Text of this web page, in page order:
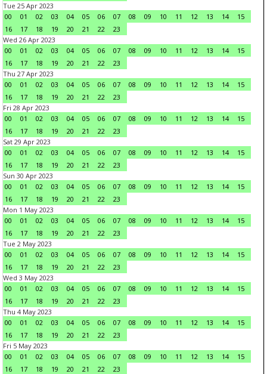
Tue 25 Apr 2023
00
01 02 03 04 05 06 07 08 09 10 11 12 13 14
15
16
17 18 19 20 21 22
23
Wed 26 Apr 2023
00
01 02 03 04 05 06 07 08 09 10 11 12 13 14
15
16
17 18 19 20 21 22
23
Thu 27 Apr 2023
00
01 02 03 04 05 06 07 08 09 10 11 12 13 14
15
16
17 18 19 20 21 22
23
Fri 28 Apr 2023
00
01 02 03 04 05 06 07 08 09 10 11 12 13 14
15
16
17 18 19 20 21 22
23
Sat 29 Apr 2023
00
01 02 03 04 05 06 07 08 09 10 11 12 13 14
15
16
17 18 19 20 21 22
23
Sun 30 Apr 2023
00
01 02 03 04 05 06 07 08 09 10 11 12 13 14
15
16
17 18 19 20 21 22
23
Mon 1 May 2023
00
01 02 03 04 05 06 07 08 09 10 11 12 13 14
15
16
17 18 19 20 21 22
23
Tue 2 May 2023
00
01 02 03 04 05 06 07 08 09 10 11 12 13 14
15
16
17 18 19 20 21 22
23
Wed 3 May 2023
00
01 02 03 04 05 06 07 08 09 10 11 12 13 14
15
16
17 18 19 20 21 22
23
Thu 4 May 2023
00
01 02 03 04 05 06 07 08 09 10 11 12 13 14
15
16
17 18 19 20 21 22
23
Fri 5 May 2023
00
01 02 03 04 05 06 07 08 09 10 11 12 13 14
15
16
17 18 19 20 21 22
23